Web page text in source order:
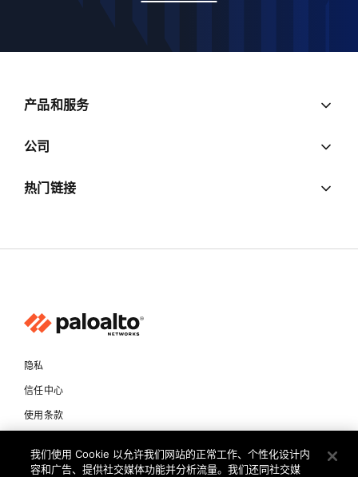
产品和服务
公司
热门链接
隐私
信任中心
使用条款
我们使用 Cookie 以允许我们网站的正常工作、个性化设计内
容和广告、提供社交媒体功能并分析流量。我们还同社交媒